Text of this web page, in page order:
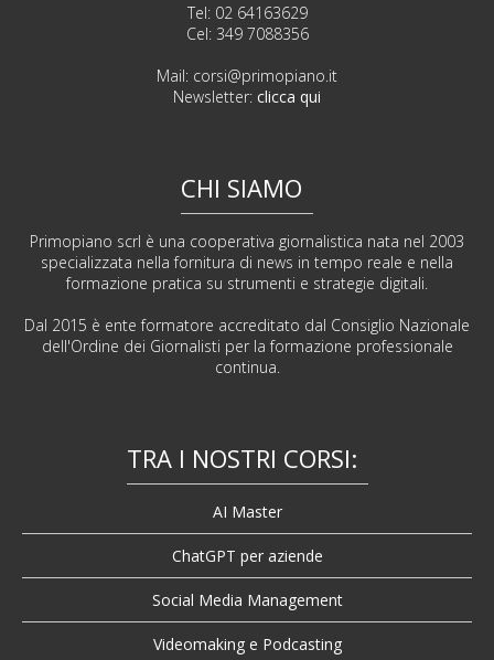
Tel: 02 64163629
Cel: 349 7088356
Mail: corsi@primopiano.it
Newsletter: clicca qui
CHI SIAMO
Primopiano scrl è una cooperativa giornalistica nata nel 2003
specializzata nella fornitura di news in tempo reale e nella
formazione pratica su strumenti e strategie digitali.
Dal 2015 è ente formatore accreditato dal Consiglio Nazionale
dell'Ordine dei Giornalisti per la formazione professionale
continua.
TRA I NOSTRI CORSI:
AI Master
ChatGPT per aziende
Social Media Management
Videomaking e Podcasting